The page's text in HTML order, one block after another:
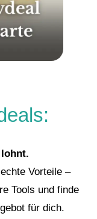
Vorteile –
Tools und finde
für dich.